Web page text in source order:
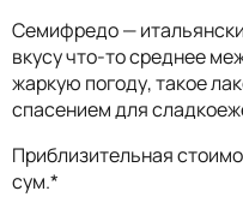
Семифредо —
вкусу что-то среднее
жаркую погоду, такое
спасением для
Приблизительная
сум.*